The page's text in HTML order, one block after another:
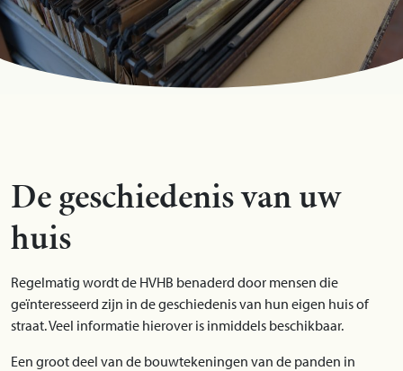
De geschiedenis van uw
huis
Regelmatig wordt de HVHB benaderd door mensen die
geïnteresseerd zijn in de geschiedenis van hun eigen huis of
straat. Veel informatie hierover is inmiddels beschikbaar.
Een groot deel van de bouwtekeningen van de panden in